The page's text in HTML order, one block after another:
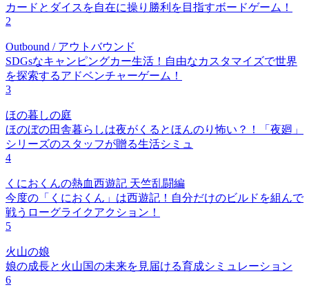
カードとダイスを自在に操り勝利を目指すボードゲーム！
2
Outbound / アウトバウンド
SDGsなキャンピングカー生活！自由なカスタマイズで世界
を探索するアドベンチャーゲーム！
3
ほの暮しの庭
ほのぼの田舎暮らしは夜がくるとほんのり怖い？！「夜廻」
シリーズのスタッフが贈る生活シミュ
4
くにおくんの熱血西遊記 天竺乱闘編
今度の「くにおくん」は西遊記！自分だけのビルドを組んで
戦うローグライクアクション！
5
火山の娘
娘の成長と火山国の未来を見届ける育成シミュレーション
6